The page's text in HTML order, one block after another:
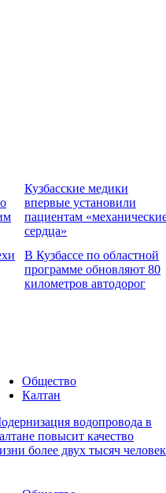
Кузбасские медики
впервые установили
пациентам
сердца»
В Кузбассе по областной
программе обновляют 80
километров автодорог
Общество
Калтан
водопровода в
повысит качество
более двух тысяч человек